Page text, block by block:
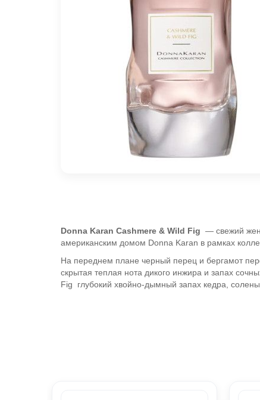
Donna Karan Cashmere & Wild Fig — свежий
американским домом Donna Karan в рамках
На переднем плане черный перец и бергамот
скрытая теплая нота дикого инжира и запах
Fig глубокий хвойно-дымный запах кедра,